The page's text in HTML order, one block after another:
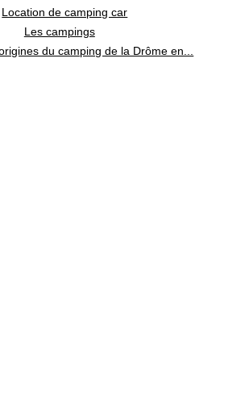
Location de camping car
Les campings
du camping de la Drôme en...